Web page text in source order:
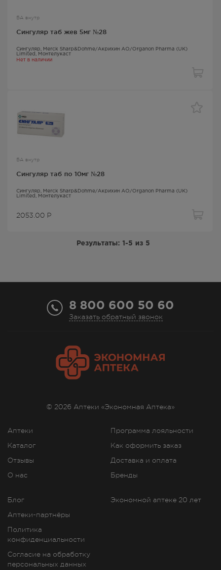
БА внутр
Сингуляр таб жев 5мг №28
Сингуляр , Merck Sharp&Dohme/Акрихин АО/Organon Pharma (UK)
Limited, Монтелукаст
Нет в наличии
БА внутр
Сингуляр таб по 10мг №28
Сингуляр , Merck Sharp&Dohme/Акрихин АО/Organon Pharma (UK)
Limited, Монтелукаст
2053.00 Р
Результаты: 1-5 из 5
8 800 600 50 60
Заказать обратный звонок
Аптеки
Каталог
Отзывы
О нас
Программа лояльности
Как оформить заказ
Доставка и оплата
Бренды
Блог
Аптеки-партнёры
Политика
конфиденциальности
Согласие на обработку
персональных данных
Экономной аптеке 20 лет
© 2026 Аптеки «Экономная Аптека»